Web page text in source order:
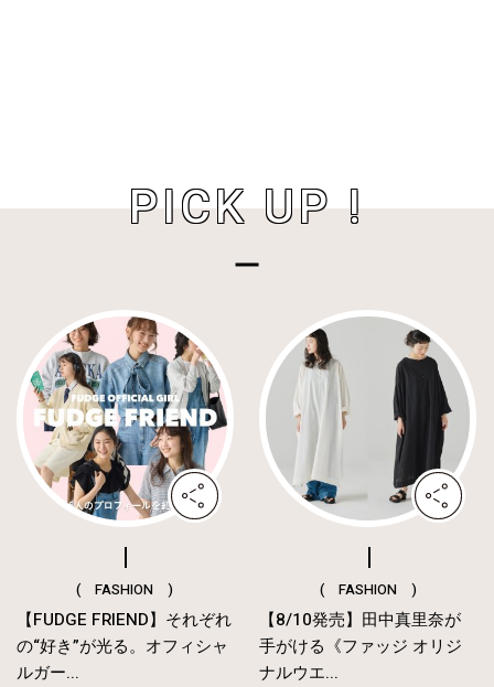
PICK UP !
( FASHION )
【FUDGE FRIEND】それぞれ
の“好き”が光る。オフィシャ
ルガー...
( FASHION )
【8/10発売】田中真里奈が
手がける《ファッジ オリジ
ナルウエ...